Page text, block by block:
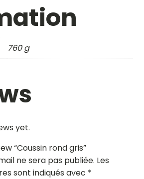
760 g
yet.
“Coussin rond gris”
ne sera pas publiée. Les
sont indiqués avec *